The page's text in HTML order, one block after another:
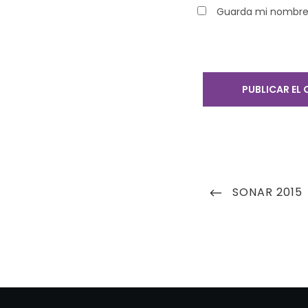
Guarda mi
Navegación
PREVIOUS
SONAR 2015